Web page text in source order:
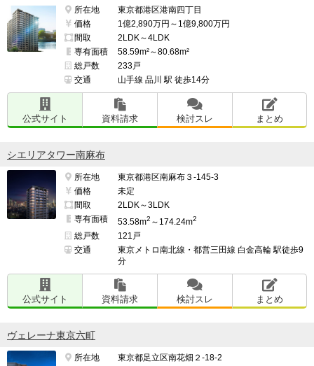
所在地
東京都港区港南四丁目
価格
1億2,890万円～1億9,800万円
間取
2LDK～4LDK
専有面積
58.59m²～80.68m²
総戸数
233戸
交通
山手線 品川 駅 徒歩14分
公式サイト 資料請求 検討スレ まとめ
シエリアタワー南麻布
所在地
東京都港区南麻布３-145-3
価格
未定
間取
2LDK～3LDK
専有面積
53.58m2 ～174.24m2
総戸数
121戸
交通
東京メトロ南北線・都営三田線 白金高輪 駅徒歩9
分
公式サイト 資料請求 検討スレ まとめ
ヴェレーナ東京六町
所在地
東京都足立区南花畑２-18-2